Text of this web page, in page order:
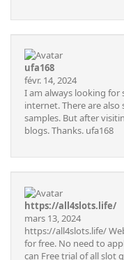
ufa168
févr. 14, 2024
I am always looking
internet. There are
samples. But after
blogs. Thanks. ufa168
https://all4slots.life/
mars 13, 2024
https://all4slots.life/
for free. No need to
can Free trial of all slot